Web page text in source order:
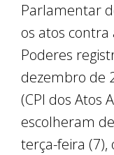
Parlamentar
os atos
Poderes
dezembro de
(CPI dos Atos
escolheram
terça-feira (7),